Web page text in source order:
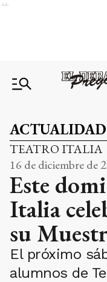
Ads
ACTUALIDAD
TEATRO ITALIA
16 de diciembre de
Este
Italia
su
El próximo
alumnos de